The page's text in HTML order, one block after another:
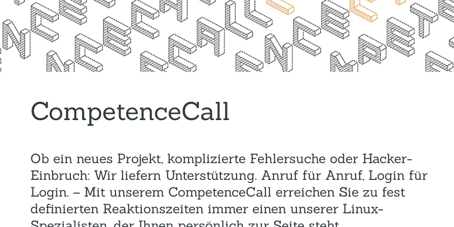
Teilnahme & Rabatte
Hygienekonzept
Proxmox
Solution Hosting
Spamhaus
CompetenceCall
Ob ein neues Projekt, komplizierte Fehlersuche oder Hacker-
Einbruch: Wir liefern Unterstützung. Anruf für Anruf, Login für
Login. – Mit unserem CompetenceCall erreichen Sie zu fest
definierten Reaktionszeiten immer einen unserer Linux-